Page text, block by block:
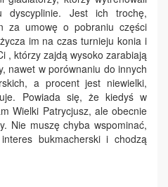
Jest ich trochę,
za umowę o pobraniu części
im na czas turnieju konia i
, którzy zajdą wysoko zarabiają
nawet w porównaniu do innych
a procent jest niewielki,
Powiada się, że kiedyś w
Wielki Patrycjusz, ale obecnie
Nie muszę chyba wspominać,
bukmacherski i chodzą